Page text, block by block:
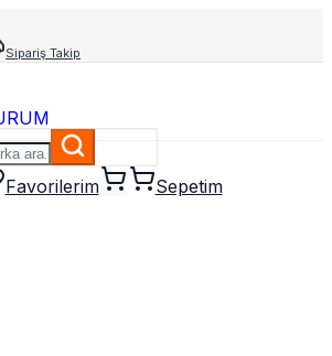
Sipariş Takip
Favorilerim Sepetim